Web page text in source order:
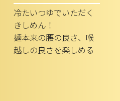
冷たいつゆでいただく
きしめん！
麺本来の腰の良さ、喉
越しの良さを楽しめる